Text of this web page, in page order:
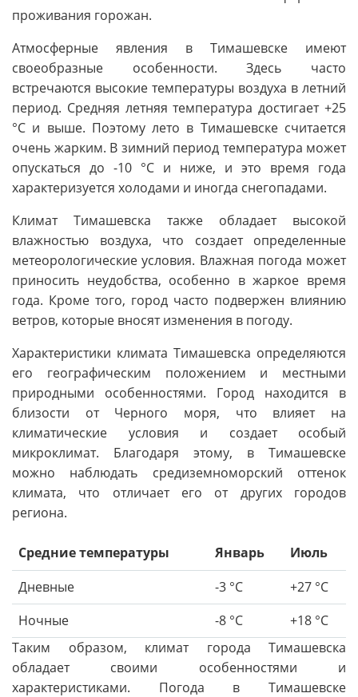
проживания горожан.
Атмосферные явления в Тимашевске имеют
своеобразные особенности. Здесь часто
встречаются высокие температуры воздуха в летний
период. Средняя летняя температура достигает +25
°C и выше. Поэтому лето в Тимашевске считается
очень жарким. В зимний период температура может
опускаться до -10 °C и ниже, и это время года
характеризуется холодами и иногда снегопадами.
Климат Тимашевска также обладает высокой
влажностью воздуха, что создает определенные
метеорологические условия. Влажная погода может
приносить неудобства, особенно в жаркое время
года. Кроме того, город часто подвержен влиянию
ветров, которые вносят изменения в погоду.
Характеристики климата Тимашевска определяются
его географическим положением и местными
природными особенностями. Город находится в
близости от Черного моря, что влияет на
климатические условия и создает особый
микроклимат. Благодаря этому, в Тимашевске
можно наблюдать средиземноморский оттенок
климата, что отличает его от других городов
региона.
Средние температуры Январь
Июль
Дневные
-3 °C
+27 °C
Ночные
-8 °C
+18 °C
Таким образом, климат города Тимашевска
обладает своими особенностями и
характеристиками. Погода в Тимашевске